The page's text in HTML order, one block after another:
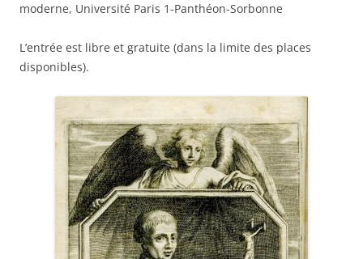
moderne, Université Paris 1-Panthéon-Sorbonne
L’entrée est libre et gratuite (dans la limite des places
disponibles).